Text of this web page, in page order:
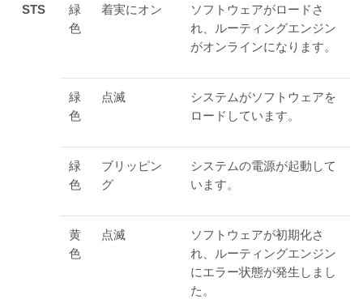
STS
緑
色
着実にオン
ソフトウェアがロードさ
れ、ルーティングエンジン
がオンラインになります。
緑
色
点滅
システムがソフトウェアを
ロードしています。
緑
色
ブリッピン
グ
システムの電源が起動して
います。
黄
色
点滅
ソフトウェアが初期化さ
れ、ルーティングエンジン
にエラー状態が発生しまし
た。